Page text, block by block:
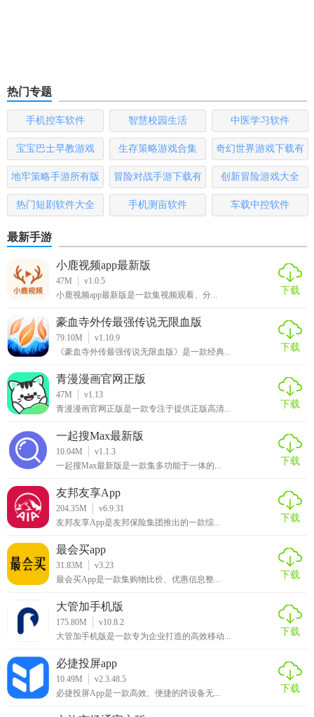
热门专题
手机控车软件 智慧校园生活 中医学习软件
宝宝巴士早教游戏 生存策略游戏合集
奇幻世界游戏下载有
哪些
地牢策略手游所有版
本
冒险对战手游下载有
哪些
创新冒险游戏大全
热门短剧软件大全 手机测亩软件 车载中控软件
最新手游
小鹿视频app最新版
47M
v1.0.5
小鹿视频app最新版是一款集视频观看、分...
下载
豪血寺外传最强传说无限血版
79.10M
v1.10.9
《豪血寺外传最强传说无限血版》是一款经典...
下载
青漫漫画官网正版
47M
v1.13
青漫漫画官网正版是一款专注于提供正版高清...
下载
一起搜Max最新版
10.04M
v1.1.3
一起搜Max最新版是一款集多功能于一体的...
下载
友邦友享App
204.35M
v6.9.31
友邦友享App是友邦保险集团推出的一款综...
下载
最会买app
31.83M
v3.23
最会买App是一款集购物比价、优惠信息整...
下载
大管加手机版
175.80M
v10.8.2
大管加手机版是一款专为企业打造的高效移动...
下载
必捷投屏app
10.49M
v2.3.48.5
必捷投屏App是一款高效、便捷的跨设备无...
下载